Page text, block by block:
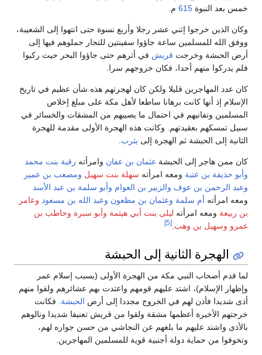
خمس بعد النبوة 615 م.
وكان الذين خرجوا إثني عشر رجلا وأربع نسوة حتى انتهوا إلى الشعيبة،
ووفق الله للمسلمين ساعة جاؤوا سفينتين للتجار حملوهم فيها إلى
أرض الحبشة وخرجت قريش في أثرهم حتى جاؤوا البحر حيث ركبوا
فلم يدركوا منهم أحدا، فكان خروجهم سرا.
كان عدد المهاجرين قليلا ولكن كان لهجرتهم هذه شأن عظيم في تاريخ
الإسلام إذ أنها كانت برهانا ساطعا لأهل مكة على مبلغ إخلاص
المسلمين وتفانيهم في احتمال ما يصيبهم من المشقات والخسائر في
سبيل تمسكهم بعقيدتهم. وكانت هذه الهجرة الأولى مقدمة للهجرة
الثانية إلى الحبشة ثم الهجرة إلى يثرب.
كان ممن هاجر إلى الحبشة عثمان بن عفان وامرأته رقية بنت محمد
وأبو حذيفة بن عتبة ومعه امرأته سهلة بنت سهيل ومصعب بن عمير
وعبد الرحمن بن عوف والزبير بن العوام وأبو سلمة بن عبد الأسد
ومعه امرأته أم سلمة وعثمان بن مظعون وعبد الله بن مسعود وعامر
بن ربيعة ومعه امرأته ليلى بنت أبي هيثمة وأبو سبرة وحاطب بن
عمرو وسهيل بن وهب.
[5]
الهجرة الثانية إلى الحبشة
لما قدم أصحاب النبي مكة من الهجرة الأولى (بسبب إسلام عمر
وإظهار الإسلام)، اشتد عليهم قومهم واعتدت بهم عشائرهم ولقوا منهم
أذى شديدا فأذن لهم في الخروج مجددا إلى أرض الحبشة . فكانت
خرجتهم الأخيرة أعظمها مشقة ولقوا من قريش تعنيفا شديدا ونالوهم
بالأذى واشتد عليهم ما بلغهم عن النجاشي من حسن جواره لهم،
وتخوفوا من حماية دولة أجنبية قوية للمسلمين المهاجرين.